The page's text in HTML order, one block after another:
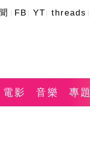
FB YT threads
電影 音樂 專題